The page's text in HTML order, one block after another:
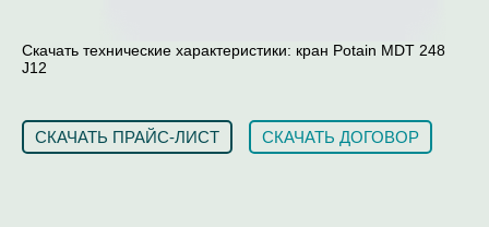
Скачать технические характеристики: кран Potain MDT 248
J12
СКАЧАТЬ ПРАЙС-ЛИСТ СКАЧАТЬ ДОГОВОР